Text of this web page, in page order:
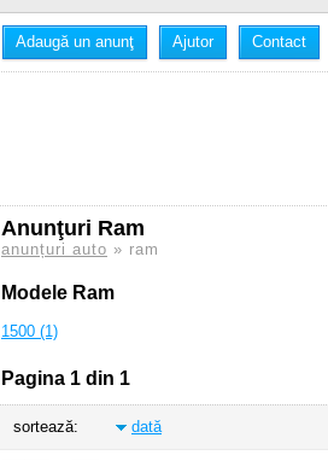
Adaugă un anunţ Ajutor Contact
Anunţuri Ram
anunțuri auto » ram
Modele Ram
1500 (1)
Pagina 1 din 1
sortează: dată